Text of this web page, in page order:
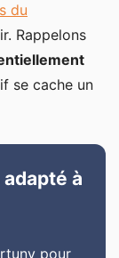
du
Rappelons
se cache un
à
pour